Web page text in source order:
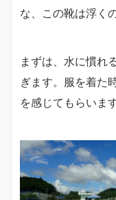
な、この靴は浮く
まずは、水に慣れ
ぎます。服を着た
を感じてもらいます